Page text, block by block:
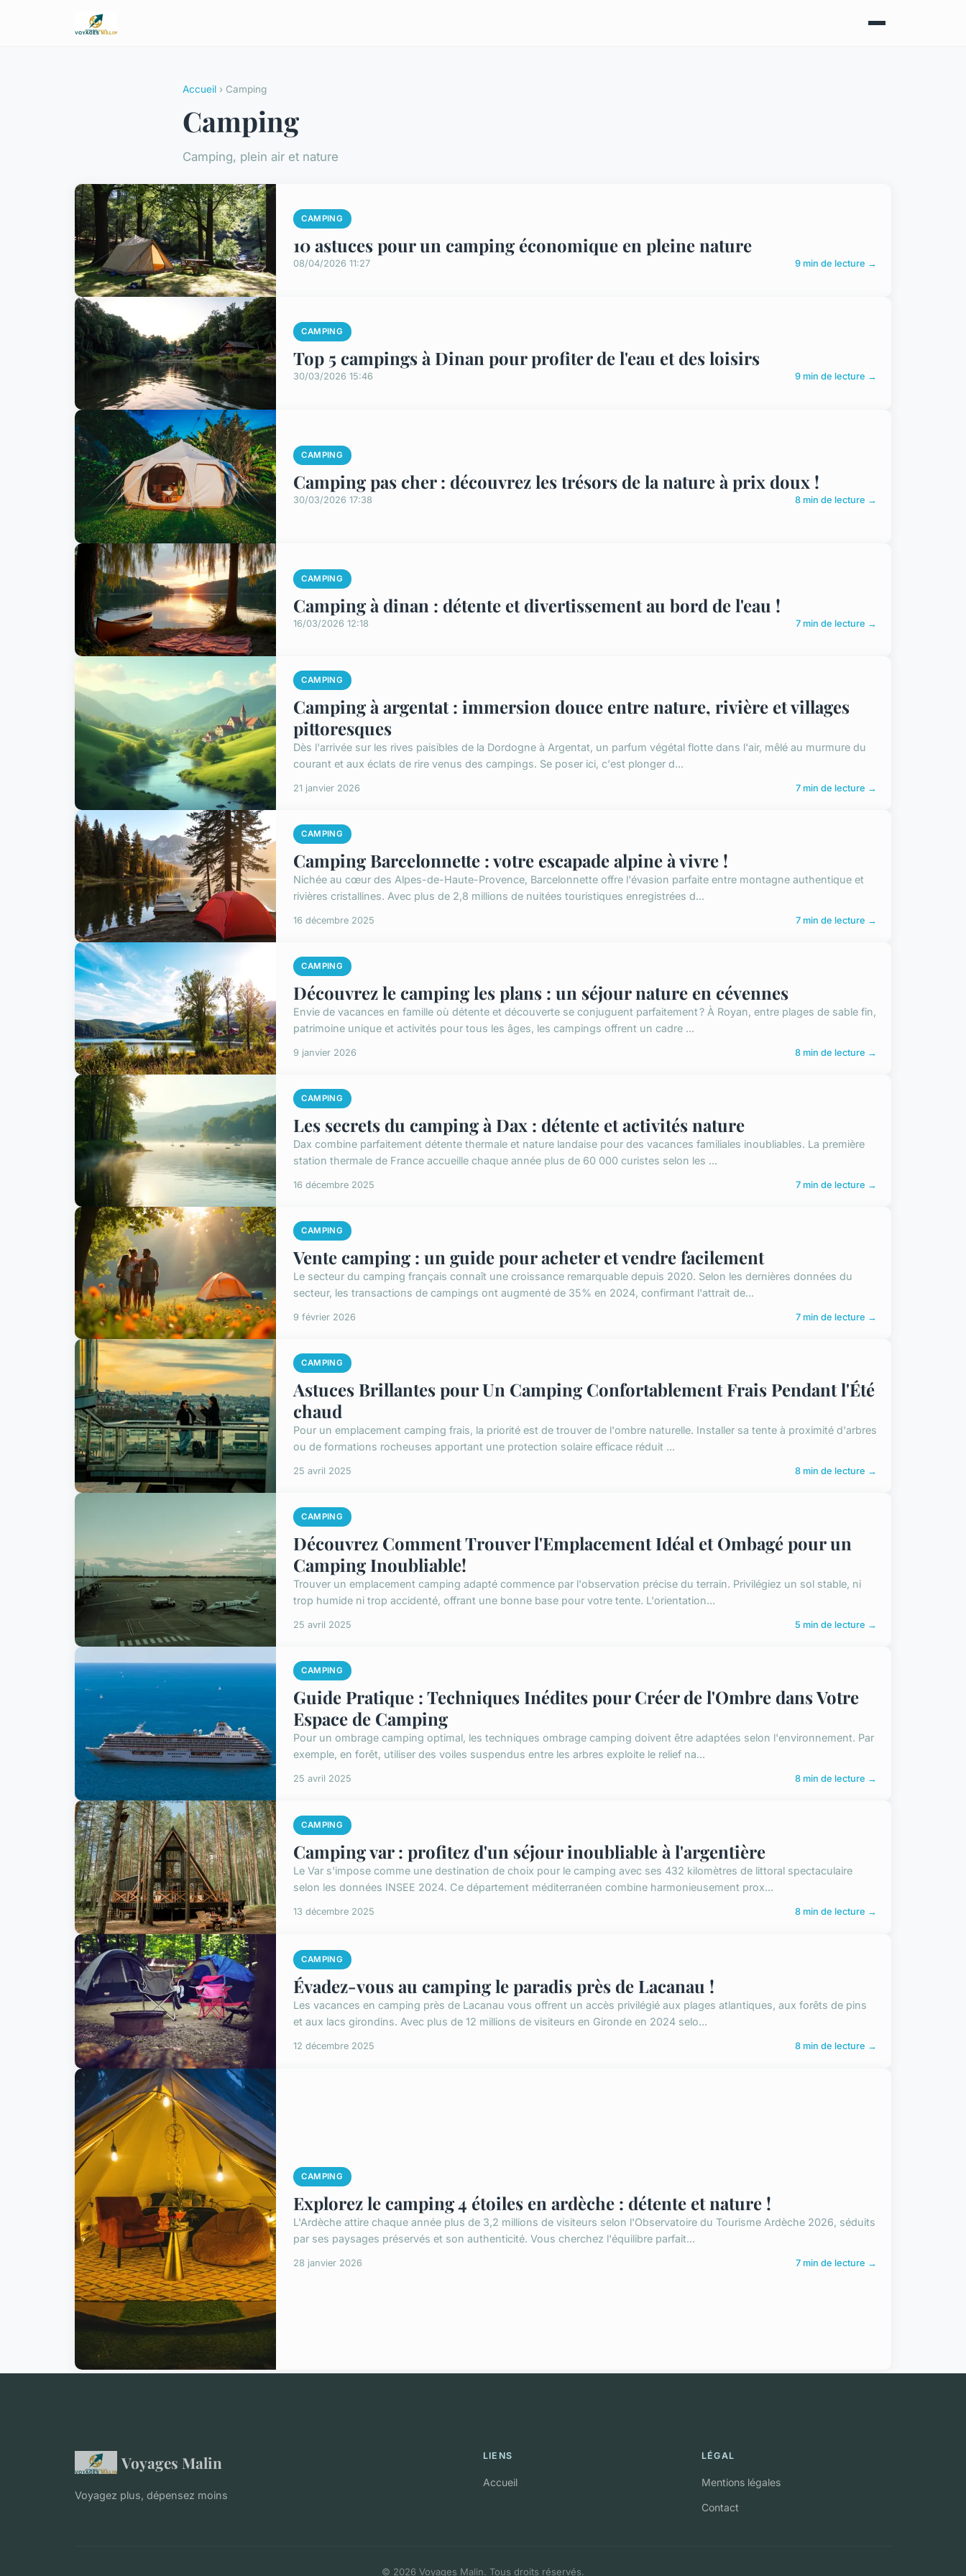
Accueil › Camping
Camping
Camping, plein air et nature
CAMPING
10 astuces pour un camping économique en pleine nature
08/04/2026 11:27 9 min de lecture →
CAMPING
Top 5 campings à Dinan pour profiter de l'eau et des loisirs
30/03/2026 15:46 9 min de lecture →
CAMPING
Camping pas cher : découvrez les trésors de la nature à prix doux !
30/03/2026 17:38 8 min de lecture →
CAMPING
Camping à dinan : détente et divertissement au bord de l'eau !
16/03/2026 12:18 7 min de lecture →
CAMPING
Camping à argentat : immersion douce entre nature, rivière et villages
pittoresques
Dès l'arrivée sur les rives paisibles de la Dordogne à Argentat, un parfum végétal flotte dans l'air, mêlé au murmure du
courant et aux éclats de rire venus des campings. Se poser ici, c'est plonger d...
21 janvier 2026 7 min de lecture →
CAMPING
Camping Barcelonnette : votre escapade alpine à vivre !
Nichée au cœur des Alpes-de-Haute-Provence, Barcelonnette offre l'évasion parfaite entre montagne authentique et
rivières cristallines. Avec plus de 2,8 millions de nuitées touristiques enregistrées d...
16 décembre 2025 7 min de lecture →
CAMPING
Découvrez le camping les plans : un séjour nature en cévennes
Envie de vacances en famille où détente et découverte se conjuguent parfaitement ? À Royan, entre plages de sable fin,
patrimoine unique et activités pour tous les âges, les campings offrent un cadre ...
9 janvier 2026 8 min de lecture →
CAMPING
Les secrets du camping à Dax : détente et activités nature
Dax combine parfaitement détente thermale et nature landaise pour des vacances familiales inoubliables. La première
station thermale de France accueille chaque année plus de 60 000 curistes selon les ...
16 décembre 2025 7 min de lecture →
CAMPING
Vente camping : un guide pour acheter et vendre facilement
Le secteur du camping français connaît une croissance remarquable depuis 2020. Selon les dernières données du
secteur, les transactions de campings ont augmenté de 35% en 2024, confirmant l'attrait de...
9 février 2026 7 min de lecture →
CAMPING
Astuces Brillantes pour Un Camping Confortablement Frais Pendant l'Été
chaud
Pour un emplacement camping frais, la priorité est de trouver de l'ombre naturelle. Installer sa tente à proximité d'arbres
ou de formations rocheuses apportant une protection solaire efficace réduit ...
25 avril 2025 8 min de lecture →
CAMPING
Découvrez Comment Trouver l'Emplacement Idéal et Ombagé pour un
Camping Inoubliable!
Trouver un emplacement camping adapté commence par l'observation précise du terrain. Privilégiez un sol stable, ni
trop humide ni trop accidenté, offrant une bonne base pour votre tente. L'orientation...
25 avril 2025 5 min de lecture →
CAMPING
Guide Pratique : Techniques Inédites pour Créer de l'Ombre dans Votre
Espace de Camping
Pour un ombrage camping optimal, les techniques ombrage camping doivent être adaptées selon l'environnement. Par
exemple, en forêt, utiliser des voiles suspendus entre les arbres exploite le relief na...
25 avril 2025 8 min de lecture →
CAMPING
Camping var : profitez d'un séjour inoubliable à l'argentière
Le Var s'impose comme une destination de choix pour le camping avec ses 432 kilomètres de littoral spectaculaire
selon les données INSEE 2024. Ce département méditerranéen combine harmonieusement prox...
13 décembre 2025 8 min de lecture →
CAMPING
Évadez-vous au camping le paradis près de Lacanau !
Les vacances en camping près de Lacanau vous offrent un accès privilégié aux plages atlantiques, aux forêts de pins
et aux lacs girondins. Avec plus de 12 millions de visiteurs en Gironde en 2024 selo...
12 décembre 2025 8 min de lecture →
CAMPING
Explorez le camping 4 étoiles en ardèche : détente et nature !
L'Ardèche attire chaque année plus de 3,2 millions de visiteurs selon l'Observatoire du Tourisme Ardèche 2026, séduits
par ses paysages préservés et son authenticité. Vous cherchez l'équilibre parfait...
28 janvier 2026 7 min de lecture →
Voyages Malin
Voyagez plus, dépensez moins
LIENS
Accueil
LÉGAL
Mentions légales
Contact
© 2026 Voyages Malin. Tous droits réservés.